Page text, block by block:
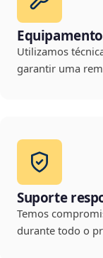
Utilizamos
garantir uma
Suporte
Temos
durante todo o